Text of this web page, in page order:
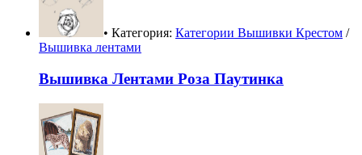
• Категория: Категории Вышивки Крестом /
Вышивка лентами
Вышивка Лентами Роза Паутинка